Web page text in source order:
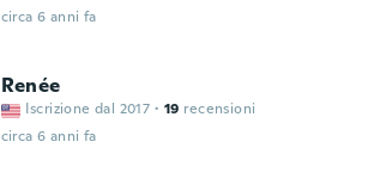
circa 6 anni fa
Renée
Iscrizione dal 2017 · 19 recensioni
circa 6 anni fa